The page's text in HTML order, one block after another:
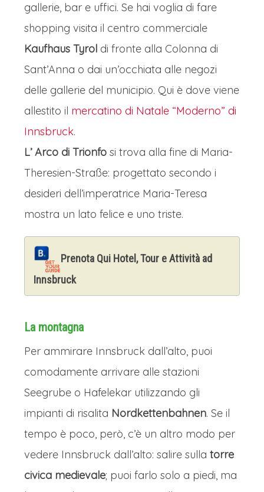
gallerie, bar e uffici. Se hai voglia di fare
shopping visita il centro commerciale
Kaufhaus Tyrol di fronte alla Colonna di
Sant’Anna o dai un’occhiata alle negozi
delle gallerie del municipio. Qui è dove viene
allestito il mercatino di Natale “Moderno” di
Innsbruck.
L’ Arco di Trionfo si trova alla fine di Maria-
Theresien-Straße: progettato secondo i
desideri dell’imperatrice Maria-Teresa
mostra un lato felice e uno triste.
Prenota Qui Hotel, Tour e Attività ad
Innsbruck
La montagna
Per ammirare Innsbruck dall’alto, puoi
comodamente arrivare alle stazioni
Seegrube o Hafelekar utilizzando gli
impianti di risalita Nordkettenbahnen. Se il
tempo è poco, però, c’è un altro modo per
vedere Innsbruck dall’alto: salire sulla torre
civica medievale; puoi farlo solo a piedi, ma